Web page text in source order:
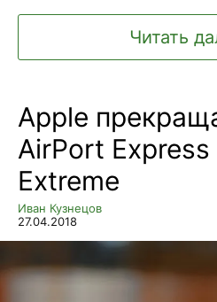
Читать
Apple
AirPort
Extreme
Иван Кузнецов
27.04.2018